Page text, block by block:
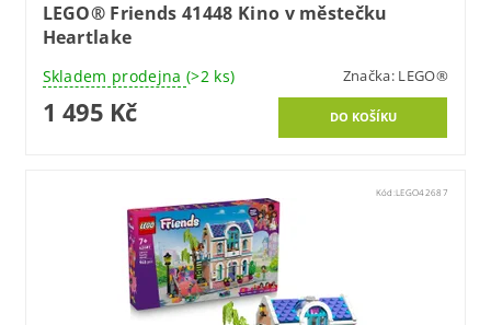
LEGO® Friends 41448 Kino v městečku
Heartlake
Skladem prodejna (>2 ks) Značka: LEGO®
1 495 Kč
Kód:LEGO42687